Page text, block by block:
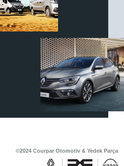
arazi ve ticari araçlar için
malzemeler Courpar’da
Renault & Dacia Araçlarınızda
Yedek Parça Çözümleri için
En Güvenilir Destek Noktası
©2024 Courpar Otomotiv & Yedek Parça